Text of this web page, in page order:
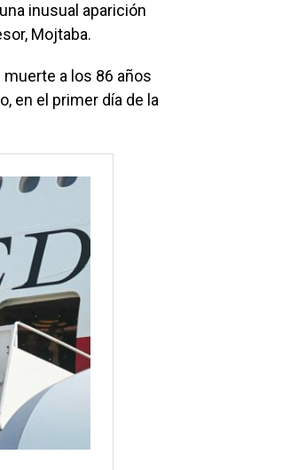
inusual aparición
Mojtaba.
a los 86 años
en el primer día de la